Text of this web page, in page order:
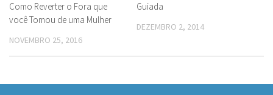
Como Reverter o Fora que
você Tomou de uma Mulher
NOVEMBRO 25, 2016
Guiada
DEZEMBRO 2, 2014